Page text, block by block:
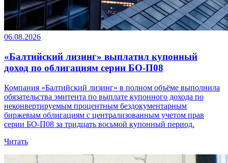
06.08.2026
«Балтийский лизинг» выплатил купонный
доход по облигациям серии БО-П08
Компания «Балтийский лизинг» в полном объёме выполнила
обязательства эмитента по выплате купонного дохода по
неконвертируемым процентным бездокументарным
биржевым облигациям с централизованным учетом прав
серии БО-П08 за тридцать восьмой купонный период.
Читать